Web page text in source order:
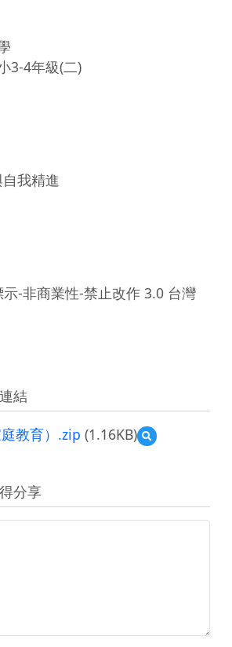
3-4年級(二)
我精進
示-非商業性-禁止改作 3.0 台灣
結
教育）.zip (1.16KB)
預
覽
分
工
分享